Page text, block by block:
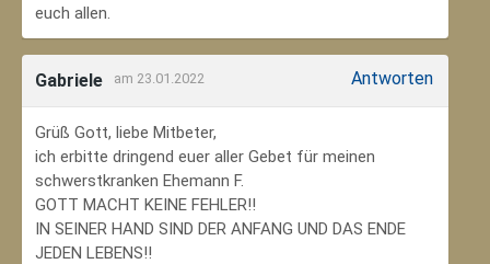
euch allen.
Gabriele am 23.01.2022 Antworten
Grüß Gott, liebe Mitbeter,
ich erbitte dringend euer aller Gebet für meinen
schwerstkranken Ehemann F.
GOTT MACHT KEINE FEHLER!!
IN SEINER HAND SIND DER ANFANG UND DAS ENDE
JEDEN LEBENS!!